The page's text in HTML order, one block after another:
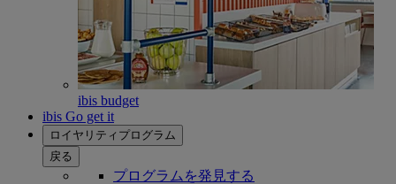
ibis budget
ibis Go get it
ロイヤリティプログラム
戻る
プログラムを発見する